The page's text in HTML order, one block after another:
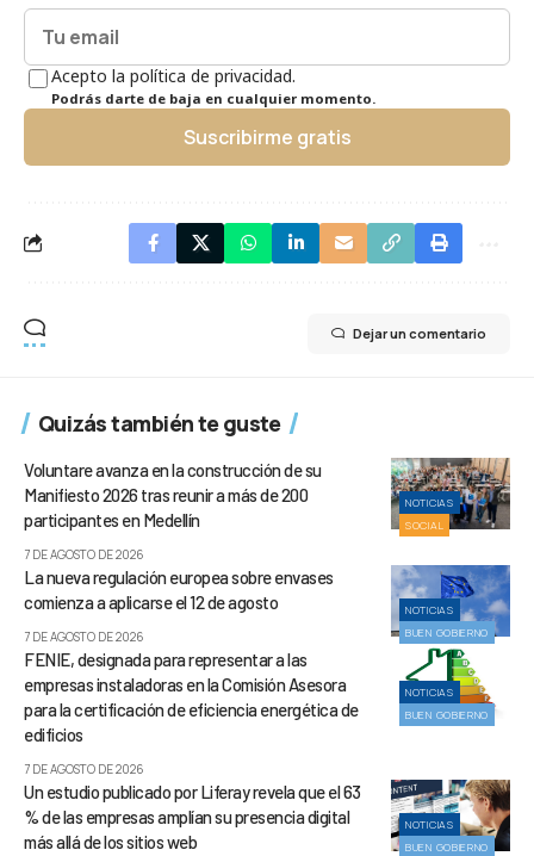
Acepto la política de privacidad.
Podrás darte de baja en cualquier momento.
Suscribirme gratis
Dejar un comentario
Quizás también te guste
NOTICIAS
SOCIAL
Voluntare avanza en la construcción de su
Manifiesto 2026 tras reunir a más de 200
participantes en Medellín
7 DE AGOSTO DE 2026
NOTICIAS
BUEN GOBIERNO
La nueva regulación europea sobre envases
comienza a aplicarse el 12 de agosto
7 DE AGOSTO DE 2026
NOTICIAS
BUEN GOBIERNO
FENIE, designada para representar a las
empresas instaladoras en la Comisión Asesora
para la certificación de eficiencia energética de
edificios
7 DE AGOSTO DE 2026
NOTICIAS
BUEN GOBIERNO
Un estudio publicado por Liferay revela que el 63
% de las empresas amplían su presencia digital
más allá de los sitios web